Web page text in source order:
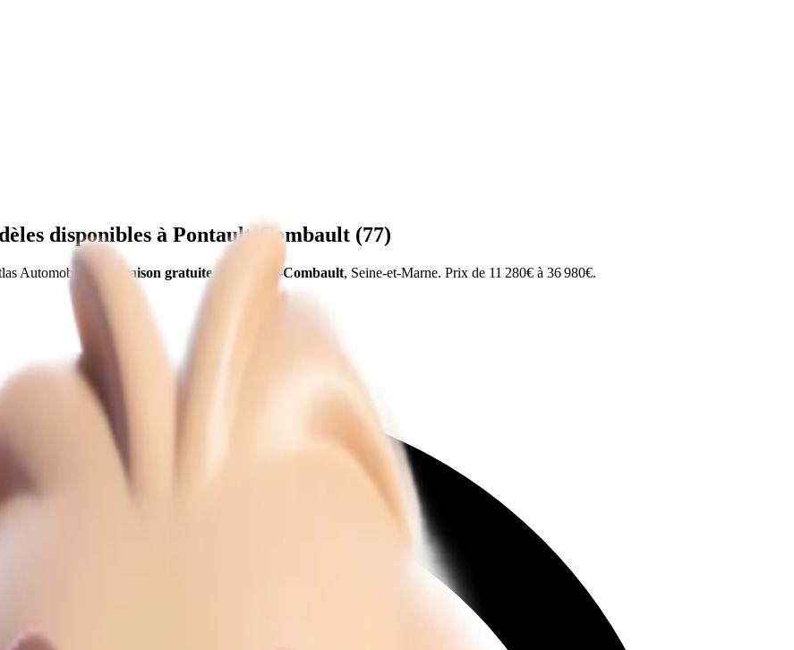
disponibles à Pontault-Combault (77)
Automobiles Livraison gratuite à Pontault-Combault, Seine-et-Marne. Prix de 11 280€ à 36 980€.